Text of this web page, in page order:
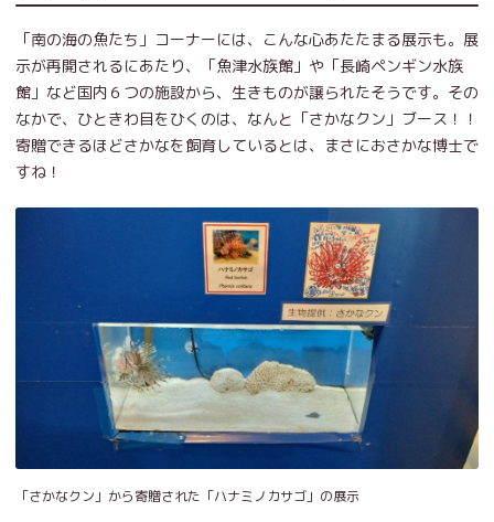
「南の海の魚たち」コーナーには、こんな心あたたまる展示も。展
示が再開されるにあたり、「魚津水族館」や「長崎ペンギン水族
館」など国内６つの施設から、生きものが譲られたそうです。その
なかで、ひときわ目をひくのは、なんと「さかなクン」ブース！！
寄贈できるほどさかなを飼育しているとは、まさにおさかな博士で
すね！
「さかなクン」から寄贈された「ハナミノカサゴ」の展示